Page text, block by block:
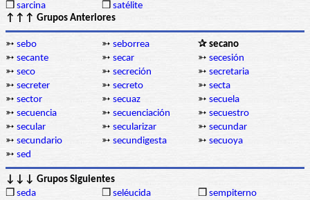
❒ sarcina ❒ satélite
↑↑↑ Grupos Anteriores
➳ sebo ➳ seborrea
✰ secano
➳ secante ➳ secar ➳ secesión
➳ seco ➳ secreción ➳ secretaria
➳ secreter ➳ secreto ➳ secta
➳ sector ➳ secuaz ➳ secuela
➳ secuencia ➳ secuenciación ➳ secuestro
➳ secular ➳ secularizar ➳ secundar
➳ secundario ➳ secundigesta ➳ secuoya
➳ sed
↓↓↓ Grupos Siguientes
❒ seda ❒ seléucida ❒ sempiterno